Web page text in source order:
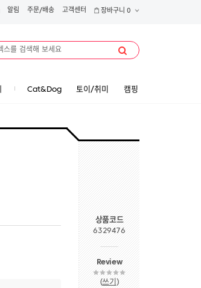
알림 주문/배송 고객센터 장바구니 0
Cat&Dog 토이/취미 캠핑
상품코드
6329476
Review
(쓰기 )